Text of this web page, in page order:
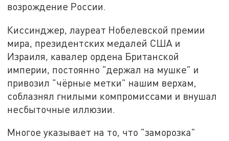
возрождение России.
Киссинджер, лауреат Нобелевской премии
мира, президентских медалей США и
Израиля, кавалер ордена Британской
империи, постоянно "держал на мушке" и
привозил "чёрные метки" нашим верхам,
соблазнял гнилыми компромиссами и внушал
несбыточные иллюзии.
Многое указывает на то, что "заморозка"